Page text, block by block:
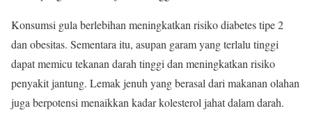
Konsumsi gula berlebihan meningkatkan risiko diabetes tipe 2
dan obesitas. Sementara itu, asupan garam yang terlalu tinggi
dapat memicu tekanan darah tinggi dan meningkatkan risiko
penyakit jantung. Lemak jenuh yang berasal dari makanan olahan
juga berpotensi menaikkan kadar kolesterol jahat dalam darah.